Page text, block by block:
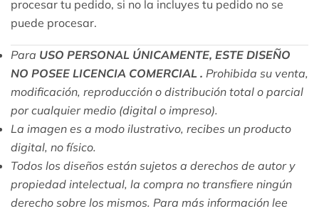
procesar tu pedido, si no la incluyes tu pedido no se
puede procesar.
Para USO PERSONAL ÚNICAMENTE, ESTE DISEÑO
NO POSEE LICENCIA COMERCIAL . Prohibida su venta,
modificación, reproducción o distribución total o parcial
por cualquier medio (digital o impreso).
La imagen es a modo ilustrativo, recibes un producto
digital, no físico.
Todos los diseños están sujetos a derechos de autor y
propiedad intelectual, la compra no transfiere ningún
derecho sobre los mismos. Para más información lee